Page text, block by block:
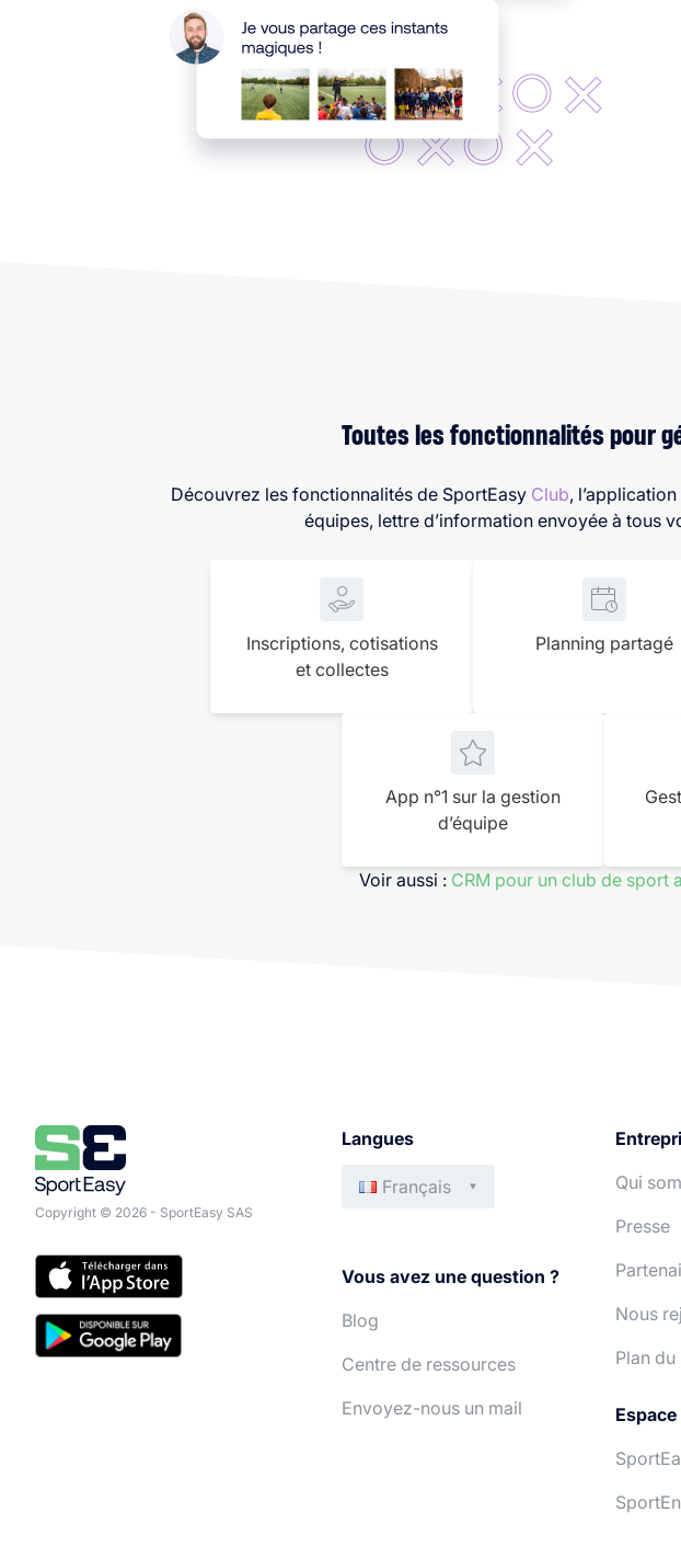
Toutes les fonctionnalités pour
Découvrez les fonctionnalités de SportEasy Club,
équipes, lettre d’information envoyée à tous
Inscriptions, cotisations
et collectes
Planning partagé
App n°1 sur la gestion
d’équipe
Voir aussi : CRM pour un club de sport
Copyright © 2026 - SportEasy SAS
Langues
Français
Vous avez une question ?
Blog
Centre de ressources
Envoyez-nous un mail
Qui
Presse
Nous
Plan du